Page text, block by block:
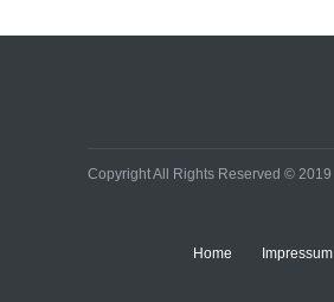
Copyright All Rights Reserved © 2019
Home Impressum